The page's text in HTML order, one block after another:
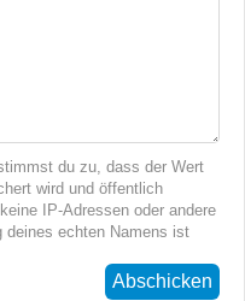
du zu, dass der Wert
wird und öffentlich
IP-Adressen oder andere
deines echten Namens ist
Abschicken